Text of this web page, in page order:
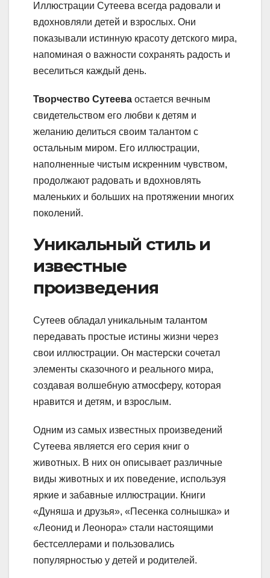
Иллюстрации Сутеева всегда радовали и
вдохновляли детей и взрослых. Они
показывали истинную красоту детского мира,
напоминая о важности сохранять радость и
веселиться каждый день.
Творчество Сутеева остается вечным
свидетельством его любви к детям и
желанию делиться своим талантом с
остальным миром. Его иллюстрации,
наполненные чистым искренним чувством,
продолжают радовать и вдохновлять
маленьких и больших на протяжении многих
поколений.
Уникальный стиль и
известные
произведения
Сутеев обладал уникальным талантом
передавать простые истины жизни через
свои иллюстрации. Он мастерски сочетал
элементы сказочного и реального мира,
создавая волшебную атмосферу, которая
нравится и детям, и взрослым.
Одним из самых известных произведений
Сутеева является его серия книг о
животных. В них он описывает различные
виды животных и их поведение, используя
яркие и забавные иллюстрации. Книги
«Дуняша и друзья», «Песенка солнышка» и
«Леонид и Леонора» стали настоящими
бестселлерами и пользовались
популярностью у детей и родителей.